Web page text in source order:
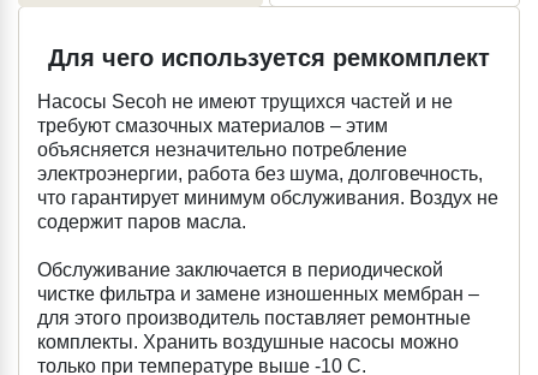
Для чего используется ремкомплект
Насосы Secoh не имеют трущихся частей и не
требуют смазочных материалов – этим
объясняется незначительно потребление
электроэнергии, работа без шума, долговечность,
что гарантирует минимум обслуживания. Воздух не
содержит паров масла.
Обслуживание заключается в периодической
чистке фильтра и замене изношенных мембран –
для этого производитель поставляет ремонтные
комплекты. Хранить воздушные насосы можно
только при температуре выше -10 С.